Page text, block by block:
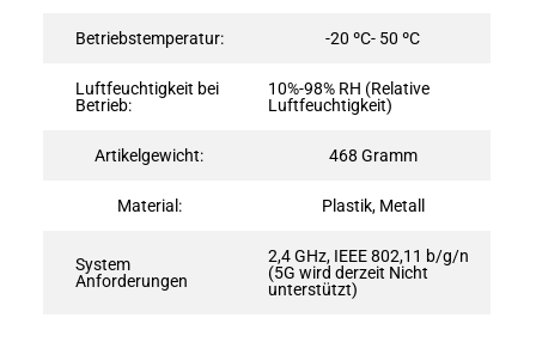
Betriebstemperatur: -20 ºC- 50 ºC
Luftfeuchtigkeit bei
Betrieb:
10%-98% RH (Relative
Luftfeuchtigkeit)
Artikelgewicht: 468 Gramm
Material: Plastik, Metall
System
Anforderungen
2,4 GHz, IEEE 802,11 b/g/n
(5G wird derzeit Nicht
unterstützt)